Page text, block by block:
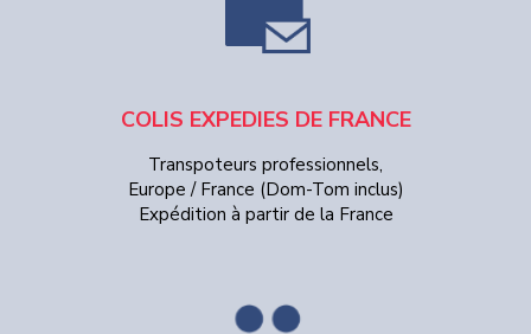
COLIS EXPEDIES DE FRANCE
Transpoteurs professionnels,
Europe / France (Dom-Tom inclus)
Expédition à partir de la France